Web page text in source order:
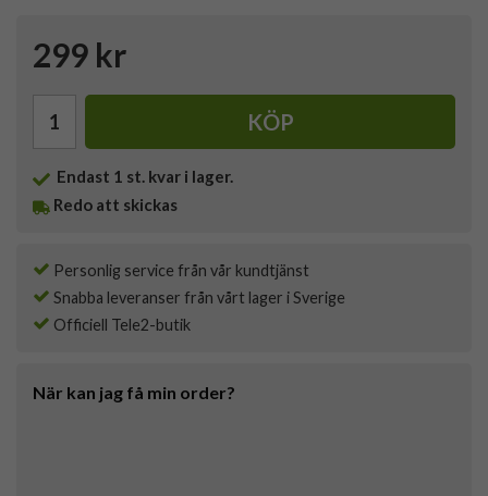
299 kr
KÖP
Endast 1 st. kvar i lager.
Redo att skickas
Personlig service från vår kundtjänst
Snabba leveranser från vårt lager i Sverige
Officiell Tele2-butik
När kan jag få min order?